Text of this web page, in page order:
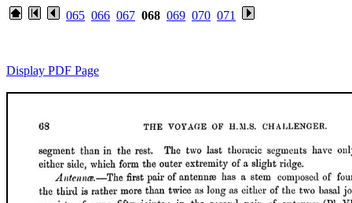
065 066 067 068 069 070 071
Display PDF Page